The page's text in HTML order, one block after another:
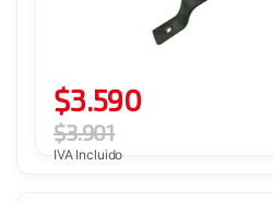
$3.590
$3.901
IVA Incluido